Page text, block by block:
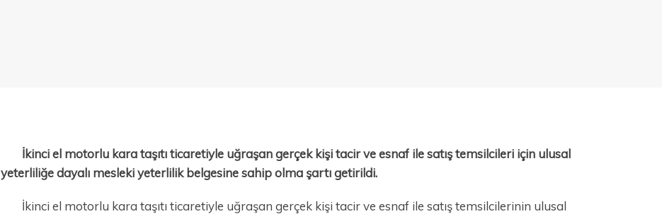
İkinci el motorlu kara taşıtı ticaretiyle uğraşan gerçek kişi tacir ve esnaf ile satış temsilcileri için ulusal
yeterliliğe dayalı mesleki yeterlilik belgesine sahip olma şartı getirildi.
İkinci el motorlu kara taşıtı ticaretiyle uğraşan gerçek kişi tacir ve esnaf ile satış temsilcilerinin ulusal